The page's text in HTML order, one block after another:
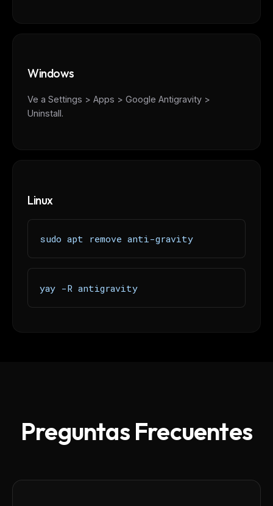
Windows
Ve a Settings > Apps > Google Antigravity >
Uninstall.
Linux
sudo apt remove anti-gravity
yay -R antigravity
Preguntas Frecuentes